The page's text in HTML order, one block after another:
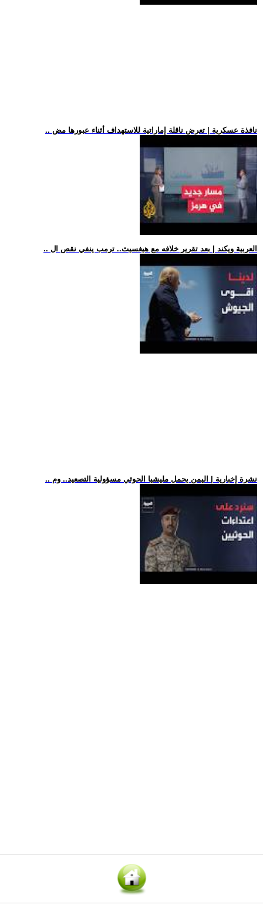
.. نافذة عسكرية | تعرض ناقلة إماراتية للاستهداف أثناء عبورها مض
.. العربية ويكند | بعد تقرير خلافه مع هيغسيث.. ترمب ينفي نقص ال
.. نشرة إخبارية | اليمن يحمل مليشيا الحوثي مسؤولية التصعيد.. وم